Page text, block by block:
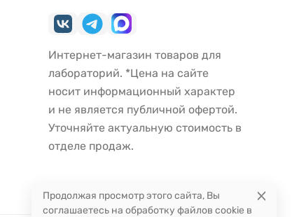
Интернет-магазин товаров для
лабораторий. *Цена на сайте
носит информационный характер
и не является публичной офертой.
Уточняйте актуальную стоимость в
отделе продаж.
Продолжая просмотр этого сайта, Вы
соглашаетесь на обработку файлов cookie в